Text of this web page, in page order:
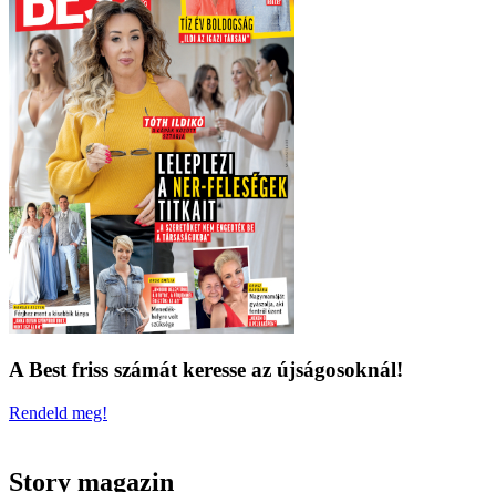
A Best friss számát keresse az újságosoknál!
Rendeld meg!
Story magazin